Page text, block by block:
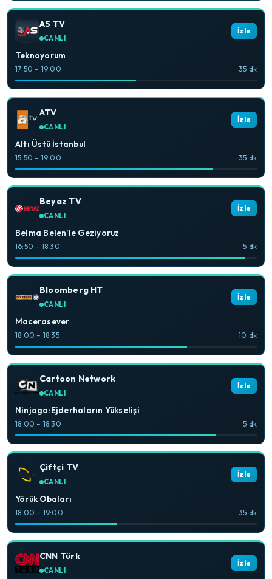
AS TV
CANLI
İzle
Teknoyorum
17:50 – 19:00 35 dk
ATV
CANLI
İzle
Altı Üstü İstanbul
15:50 – 19:00 35 dk
Beyaz TV
CANLI
İzle
Belma Belen'le Geziyoruz
16:50 – 18:30 5 dk
Bloomberg HT
CANLI
İzle
Macerasever
18:00 – 18:35 10 dk
Cartoon Network
CANLI
İzle
Ninjago:Ejderhaların Yükselişi
18:00 – 18:30 5 dk
Çiftçi TV
CANLI
İzle
Yörük Obaları
18:00 – 19:00 35 dk
CNN Türk
CANLI
İzle